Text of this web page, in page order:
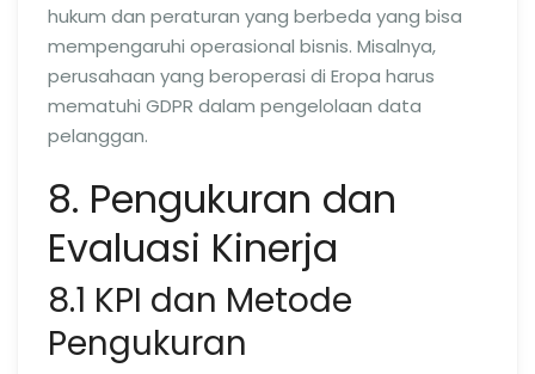
hukum dan peraturan yang berbeda yang bisa
mempengaruhi operasional bisnis. Misalnya,
perusahaan yang beroperasi di Eropa harus
mematuhi GDPR dalam pengelolaan data
pelanggan.
8. Pengukuran dan
Evaluasi Kinerja
8.1 KPI dan Metode
Pengukuran